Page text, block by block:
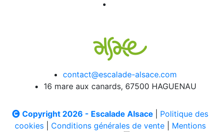
contact@escalade-alsace.com
16 mare aux canards, 67500 HAGUENAU
Copyright 2026 - Escalade Alsace
Politique des
cookies| Conditions générales de vente| Mentions